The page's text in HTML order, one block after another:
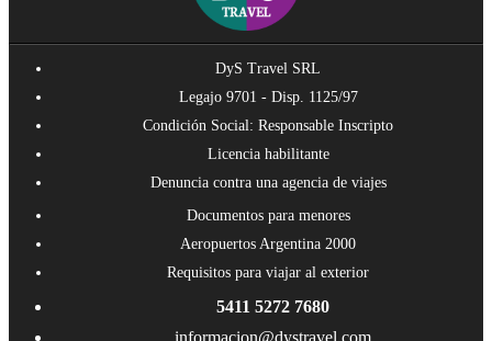
DyS Travel SRL
Legajo 9701 - Disp. 1125/97
Condición Social: Responsable Inscripto
Licencia habilitante
Denuncia contra una agencia de viajes
Documentos para menores
Aeropuertos Argentina 2000
Requisitos para viajar al exterior
5411 5272 7680